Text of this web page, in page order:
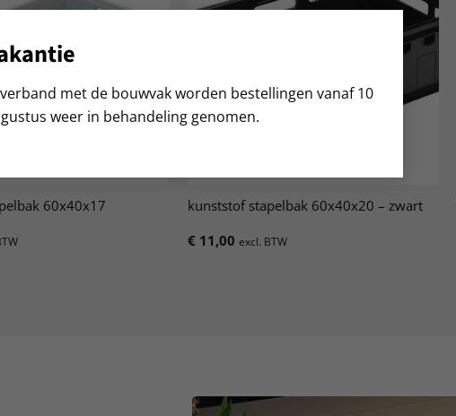
met de bouwvak worden bestellingen vanaf 10
weer in behandeling genomen.
60x40x17
kunststof stapelbak 60x40x20 – zwart
€ 11,00 excl. BTW